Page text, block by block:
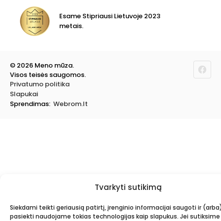
Tvarkyti sutikimą
Siekdami teikti geriausią patirtį, įrenginio informacijai saugoti ir
pasiekti naudojame tokias technologijas kaip slapukus. Jei
Mokyklinės ir biuro prekės
Vokai
Rėmai ir rėminimas
Esame Stipriausi Lietuvoje 2023
metais.
© 2026 Meno mūza.
Visos teisės saugomos.
Privatumo politika
Slapukai
Sprendimas: Webrom.lt